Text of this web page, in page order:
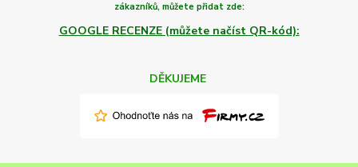
zákazníků, můžete přidat zde:
GOOGLE RECENZE (můžete načíst QR-kód):
DĚKUJEME